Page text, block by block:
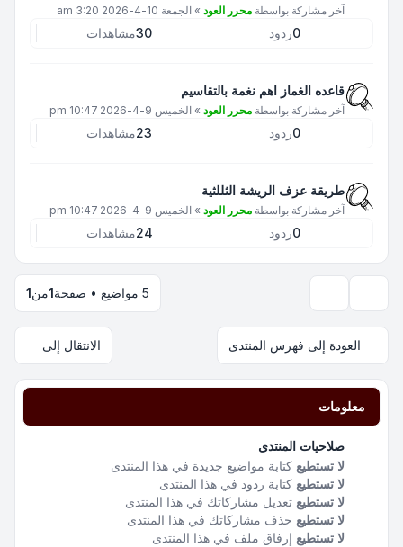
آخر مشاركة بواسطة محرر العود » الجمعة 10-4-2026 3:20 am
0ردود 30مشاهدات
قاعده الغماز اهم نغمة بالتقاسيم
آخر مشاركة بواسطة محرر العود » الخميس 9-4-2026 10:47 pm
0ردود 23مشاهدات
طريقة عزف الريشة الثللثية
آخر مشاركة بواسطة محرر العود » الخميس 9-4-2026 10:47 pm
0ردود 24مشاهدات
5 مواضيع • صفحة 1من1
العودة إلى فهرس المنتدى الانتقال إلى
معلومات
صلاحيات المنتدى
لا تستطيع كتابة مواضيع جديدة في هذا المنتدى
لا تستطيع كتابة ردود في هذا المنتدى
لا تستطيع تعديل مشاركاتك في هذا المنتدى
لا تستطيع حذف مشاركاتك في هذا المنتدى
لا تستطيع إرفاق ملف في هذا المنتدى